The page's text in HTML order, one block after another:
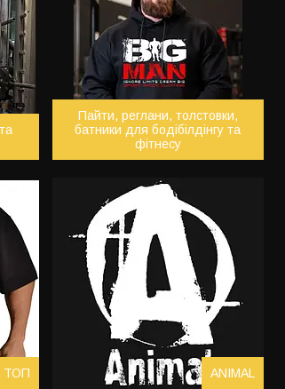
Пайти, реглани, толстовки,
батники для бодібілдінгу та
фітнесу
ТОП ANIMAL